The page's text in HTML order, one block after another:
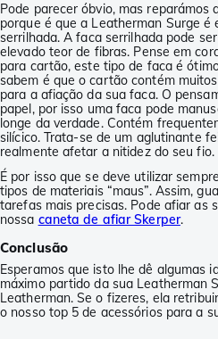
Pode parecer óbvio, mas reparámos
porque é que a Leatherman Surge é
serrilhada. A faca serrilhada pode
elevado teor de fibras. Pense em
para cartão, este tipo de faca é
sabem é que o cartão contém
para a afiação da sua faca. O
papel, por isso uma faca pode
longe da verdade. Contém
silícico. Trata-se de um aglutinante
realmente afetar a nitidez do seu fio.
É por isso que se deve utilizar
tipos de materiais “maus”. Assim,
tarefas mais precisas. Pode afiar as
nossa caneta de afiar Skerper.
Conclusão
Esperamos que isto lhe dê algumas
máximo partido da sua Leatherman
Leatherman. Se o fizeres, ela
o nosso top 5 de acessórios para a